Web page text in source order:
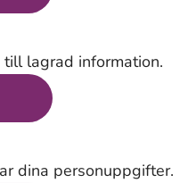
lagrad information.
dina personuppgifter.